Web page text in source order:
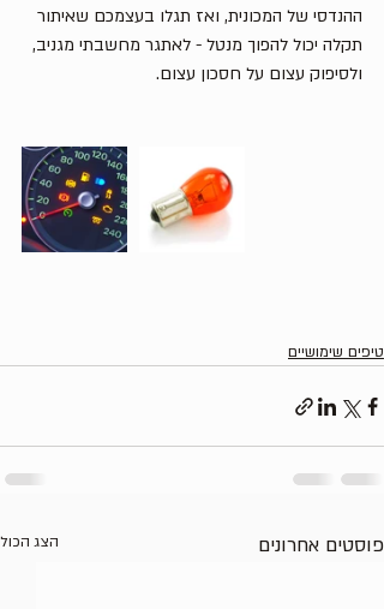
ההנדסי של המכונית, ואז תגלו בעצמכם שאיתור
תקלה יכול להפוך מנטל - לאתגר מחשבתי מגניב,
ולסיפוק עצום על חסכון עצום.
טיפים שימושיים
פוסטים אחרונים הצג הכול